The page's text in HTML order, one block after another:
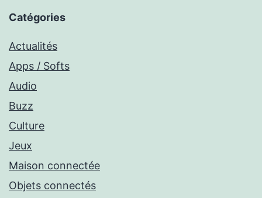
Catégories
Actualités
Apps / Softs
Audio
Buzz
Culture
Jeux
Maison connectée
Objets connectés